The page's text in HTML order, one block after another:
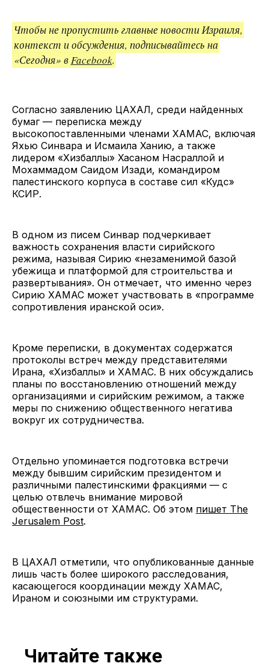
Чтобы не пропустить главные новости Израиля,
контекст и обсуждения, подписывайтесь на
«Сегодня» вFacebook.
Согласно заявлению ЦАХАЛ, среди найденных
бумаг — переписка между
высокопоставленными членами ХАМАС, включая
Яхью Синвара и Исмаила Ханию, а также
лидером «Хизбаллы» Хасаном Насраллой и
Мохаммадом Саидом Изади, командиром
палестинского корпуса в составе сил «Кудс»
КСИР.
В одном из писем Синвар подчеркивает
важность сохранения власти сирийского
режима, называя Сирию «незаменимой базой
убежища и платформой для строительства и
развертывания». Он отмечает, что именно через
Сирию ХАМАС может участвовать в «программе
сопротивления иранской оси».
Кроме переписки, в документах содержатся
протоколы встреч между представителями
Ирана, «Хизбаллы» и ХАМАС. В них обсуждались
планы по восстановлению отношений между
организациями и сирийским режимом, а также
меры по снижению общественного негатива
вокруг их сотрудничества.
Отдельно упоминается подготовка встречи
между бывшим сирийским президентом и
различными палестинскими фракциями — с
целью отвлечь внимание мировой
общественности от ХАМАС. Об этом пишет The
Jerusalem Post.
В ЦАХАЛ отметили, что опубликованные данные
лишь часть более широкого расследования,
касающегося координации между ХАМАС,
Ираном и союзными им структурами.
Читайте также